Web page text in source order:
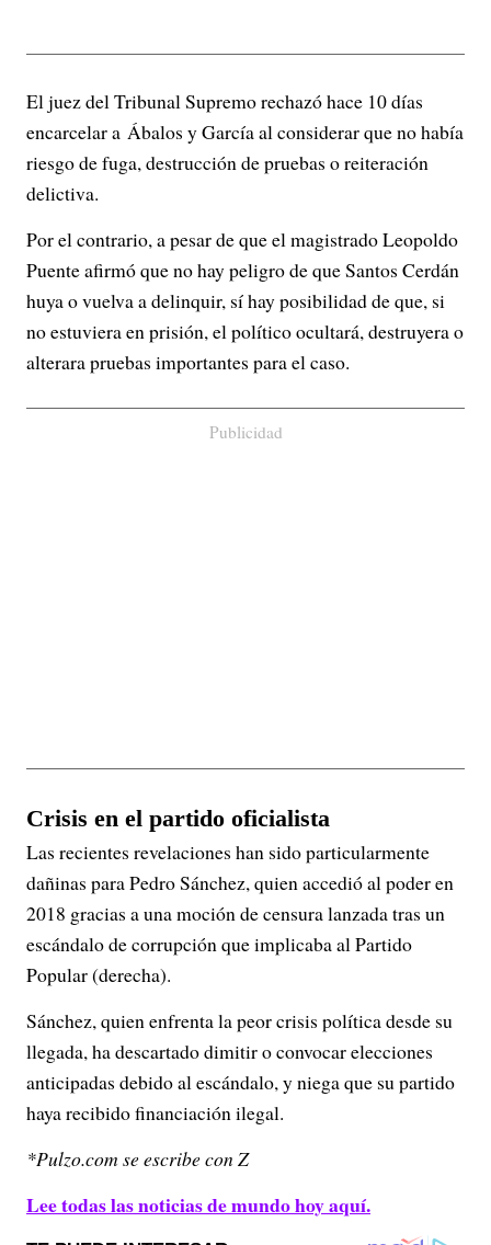
El juez del Tribunal Supremo rechazó hace 10 días
encarcelar a Ábalos y García al considerar que no había
riesgo de fuga, destrucción de pruebas o reiteración
delictiva.
Por el contrario, a pesar de que el magistrado Leopoldo
Puente afirmó que no hay peligro de que Santos Cerdán
huya o vuelva a delinquir, sí hay posibilidad de que, si
no estuviera en prisión, el político ocultará, destruyera o
alterara pruebas importantes para el caso.
Publicidad
Crisis en el partido oficialista
Las recientes revelaciones han sido particularmente
dañinas para Pedro Sánchez, quien accedió al poder en
2018 gracias a una moción de censura lanzada tras un
escándalo de corrupción que implicaba al Partido
Popular (derecha).
Sánchez, quien enfrenta la peor crisis política desde su
llegada, ha descartado dimitir o convocar elecciones
anticipadas debido al escándalo, y niega que su partido
haya recibido financiación ilegal.
*Pulzo.com se escribe con Z
Lee todas las noticias de mundo hoy aquí.